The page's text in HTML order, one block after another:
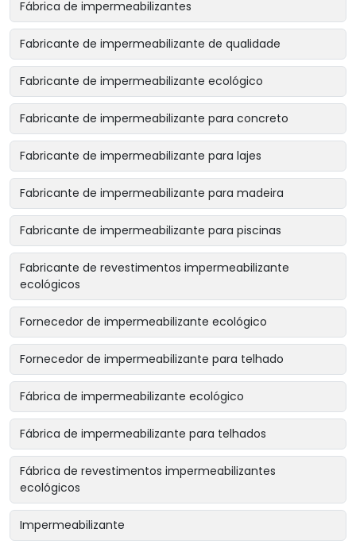
Fábrica de impermeabilizantes
Fabricante de impermeabilizante de qualidade
Fabricante de impermeabilizante ecológico
Fabricante de impermeabilizante para concreto
Fabricante de impermeabilizante para lajes
Fabricante de impermeabilizante para madeira
Fabricante de impermeabilizante para piscinas
Fabricante de revestimentos impermeabilizante
ecológicos
Fornecedor de impermeabilizante ecológico
Fornecedor de impermeabilizante para telhado
Fábrica de impermeabilizante ecológico
Fábrica de impermeabilizante para telhados
Fábrica de revestimentos impermeabilizantes
ecológicos
Impermeabilizante